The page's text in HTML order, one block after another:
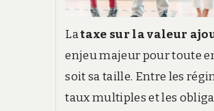
Lataxe sur la valeur
enjeu majeur pour toute
soit sa taille. Entre les
taux multiples et les